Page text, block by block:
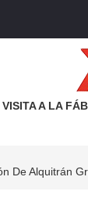
VISITA A LA
De Alquitrán